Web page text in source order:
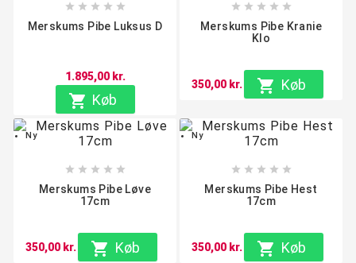
    
Merskums Pibe Luksus D
1.895,00 kr.
 Køb
    
Merskums Pibe Kranie
Klo
350,00 kr.  Køb
Ny
    
Merskums Pibe Løve
17cm
350,00 kr.  Køb
Ny
    
Merskums Pibe Hest
17cm
350,00 kr.  Køb